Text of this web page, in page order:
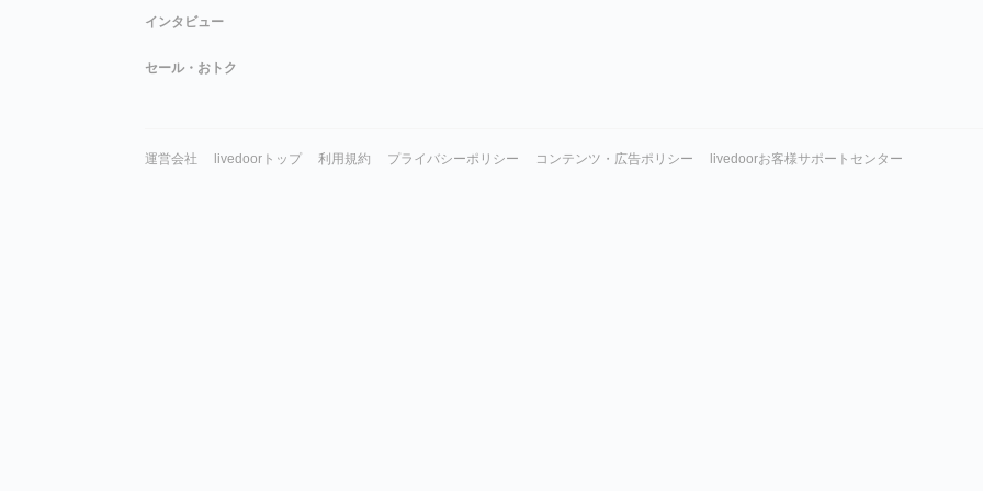
インタビュー
セール・おトク
運営会社 livedoorトップ 利用規約 プライバシーポリシー コンテンツ・広告ポリシー livedoorお客様サポートセンター